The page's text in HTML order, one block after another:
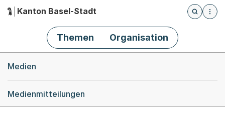
Hauptnavigation
Kanton Basel-Stadt
Öffnet
Themen Organisation
Medien
Medienmitteilungen